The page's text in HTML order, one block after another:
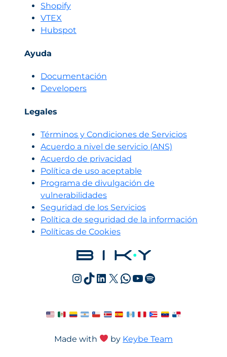
Shopify
VTEX
Hubspot
Ayuda
Documentación
Developers
Legales
Términos y Condiciones de Servicios
Acuerdo a nivel de servicio (ANS)
Acuerdo de privacidad
Política de uso aceptable
Programa de divulgación de
vulnerabilidades
Seguridad de los Servicios
Política de seguridad de la información
Políticas de Cookies
Instagram
TikTok
LinkedIn
X WhatsApp
YouTube
Spotify
Made with by Keybe Team